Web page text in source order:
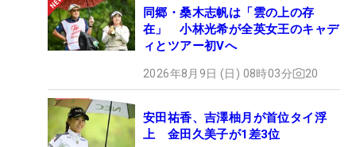
同郷・桑木志帆は「雲の上の存
在」 小林光希が全英女王のキャデ
ィとツアー初Vへ
2026年8月9日 (日) 08時03分 20
安田祐香、吉澤柚月が首位タイ浮
上 金田久美子が1差3位